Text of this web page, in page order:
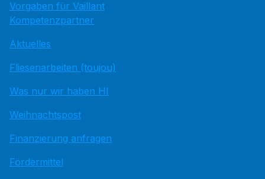
Vorgaben für Vaillant
Kompetenzpartner
Aktuelles
Fliesenarbeiten (toujou)
Was nur wir haben HI
Weihnachtspost
Finanzierung anfragen
Fördermittel